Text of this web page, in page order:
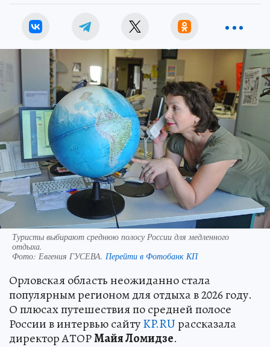
Туристы выбирают среднюю полосу России для медленного
отдыха.
Фото: Евгения ГУСЕВА. Перейти в Фотобанк КП
Орловская область неожиданно стала
популярным регионом для отдыха в 2026 году.
О плюсах путешествия по средней полосе
России в интервью сайтуKP.RUрассказала
директор АТОРМайя Ломидзе.